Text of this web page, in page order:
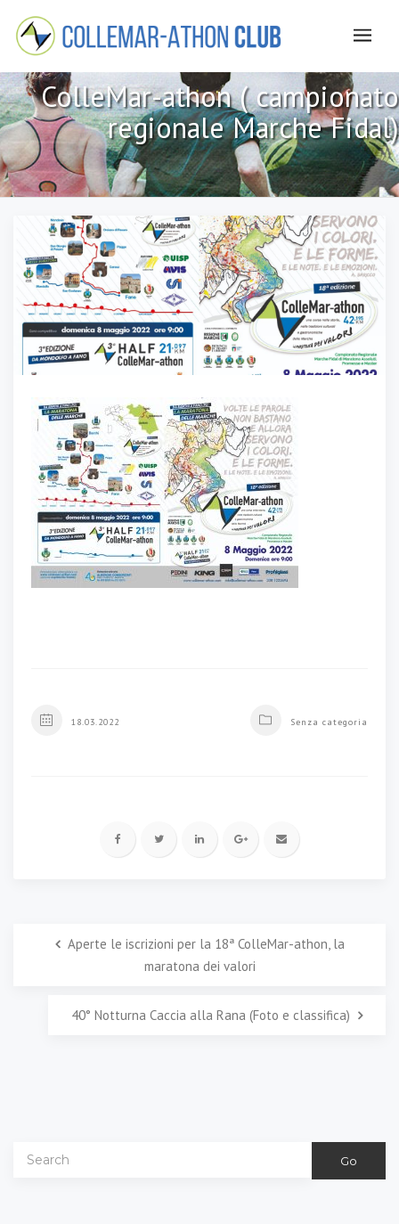
ColleMar-athon ( campionato
regionale Marche Fidal)
18.03.2022 Senza categoria
Aperte le iscrizioni per la 18ª ColleMar-athon, la
maratona dei valori
40° Notturna Caccia alla Rana (Foto e classifica)
Go